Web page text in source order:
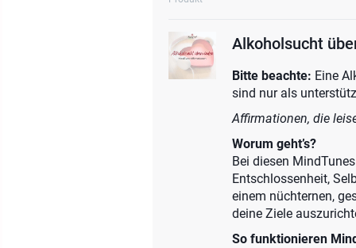
Alkoholsucht
Bitte beachte: Eine
sind nur als
Affirmationen, die
Worum geht’s?
Bei diesen
Entschlossenheit,
einem nüchternen,
deine Ziele
So funktionieren